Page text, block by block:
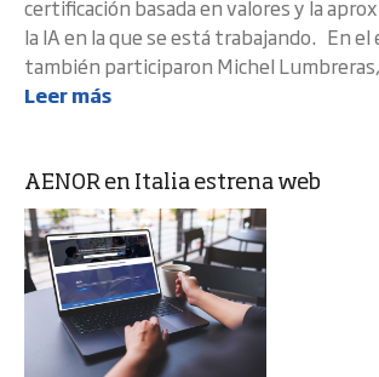
certificación basada en valores y la
la IA en la que se está trabajando. En
también participaron Michel
Leer más
AENOR en Italia estrena web